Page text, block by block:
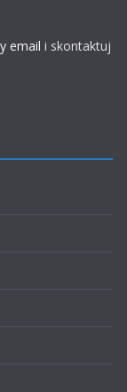
email i skontaktuj